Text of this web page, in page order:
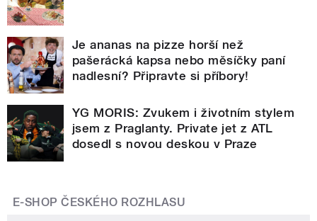
Je ananas na pizze horší než
pašerácká kapsa nebo měsíčky paní
nadlesní? Připravte si příbory!
YG MORIS: Zvukem i životním stylem
jsem z Praglanty. Private jet z ATL
dosedl s novou deskou v Praze
E-SHOP ČESKÉHO ROZHLASU